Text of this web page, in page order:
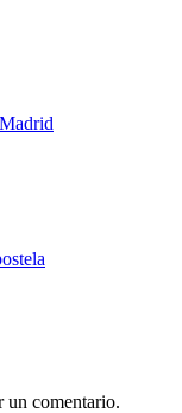
un comentario.